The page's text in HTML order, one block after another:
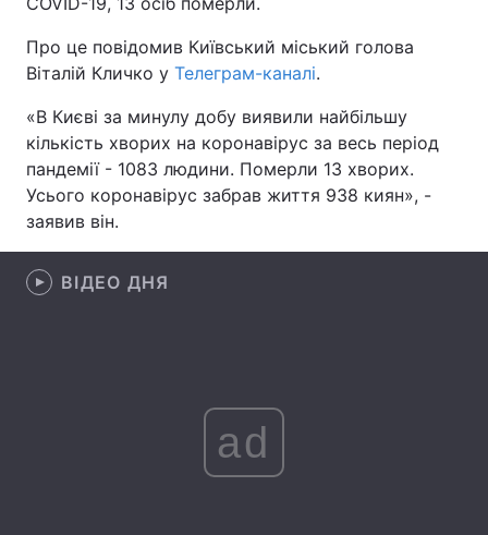
Україна
Економіка Світ
Техно і зв'язок Лайт
Зброя Інциденти
Цікавинки
Статті
Про це повідомив Київський міський голова
Віталій Кличко у Телеграм-каналі.
«В Києві за минулу добу виявили найбільшу
кількість хворих на коронавірус за весь період
пандемії - 1083 людини. Померли 13 хворих.
Усього коронавірус забрав життя 938 киян», -
заявив він.
ВІДЕО ДНЯ
ad